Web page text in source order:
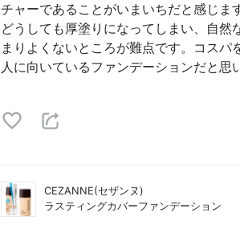
チャーであることがいまいちだと感じま
どうしても厚塗りになってしまい、自
まりよくないところが難点です。コス
人に向いているファンデーションだと思
CEZANNE(セザンヌ)
ラスティングカバーファンデーション